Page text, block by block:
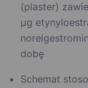
(plaster)
µg
dobę
Schemat